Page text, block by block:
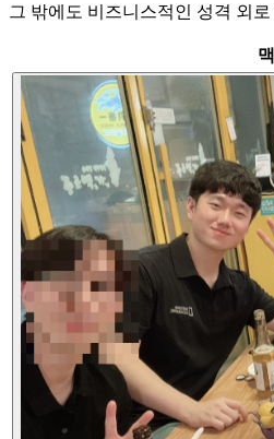
그 밖에도 비즈니스적인 성격 외